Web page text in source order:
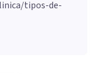
tipos-de-